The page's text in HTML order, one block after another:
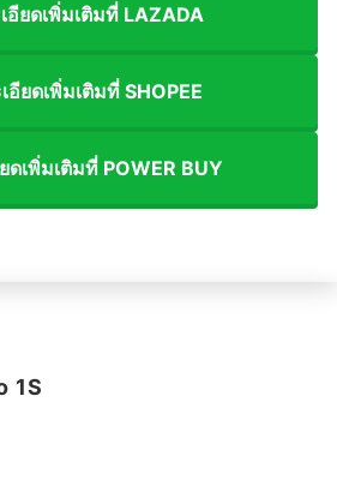
อียดเพิ่มเติมที่ LAZADA
อียดเพิ่มเติมที่ SHOPEE
ดเพิ่มเติมที่ POWER BUY
1S